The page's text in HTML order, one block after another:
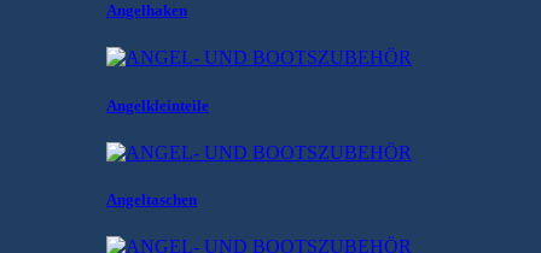
Angelhaken
Angelkleinteile
Angeltaschen